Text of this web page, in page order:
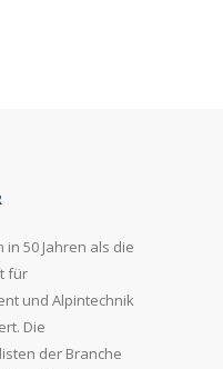
in 50 Jahren als die
für
und Alpintechnik
Die
der Branche